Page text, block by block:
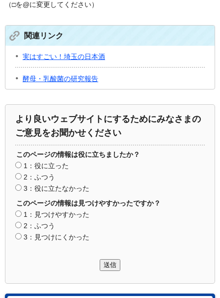
（□を@に変更してください）
関連リンク
実はすごい！埼玉の日本酒
酵母・乳酸菌の研究報告
より良いウェブサイトにするためにみなさまの
ご意見をお聞かせください
このページの情報は役に立ちましたか？
1：役に立った
2：ふつう
3：役に立たなかった
このページの情報は見つけやすかったですか？
1：見つけやすかった
2：ふつう
3：見つけにくかった
送信